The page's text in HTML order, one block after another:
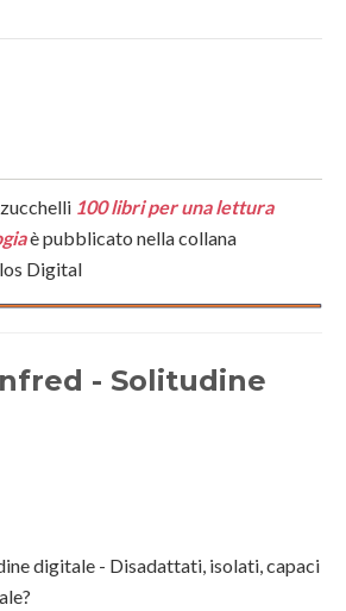
100 libri per una lettura
è pubblicato nella collana
Digital
- Solitudine
digitale - Disadattati, isolati, capaci